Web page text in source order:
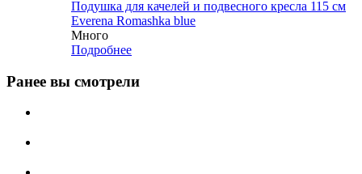
Подушка для качелей и подвесного кресла 115 см
Everena Romashka blue
Много
Подробнее
Ранее вы смотрели